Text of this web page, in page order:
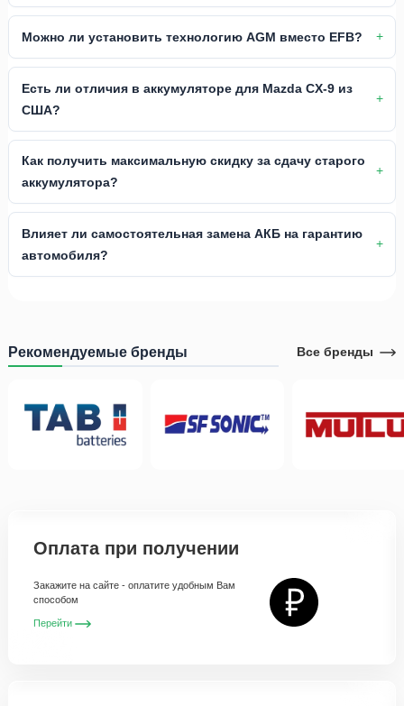
Можно ли установить технологию AGM вместо EFB?
Есть ли отличия в аккумуляторе для Mazda CX-9 из
США?
Как получить максимальную скидку за сдачу старого
аккумулятора?
Влияет ли самостоятельная замена АКБ на гарантию
автомобиля?
Рекомендуемые бренды Все бренды
Оплата при получении
Закажите на сайте - оплатите удобным Вам
способом
Перейти